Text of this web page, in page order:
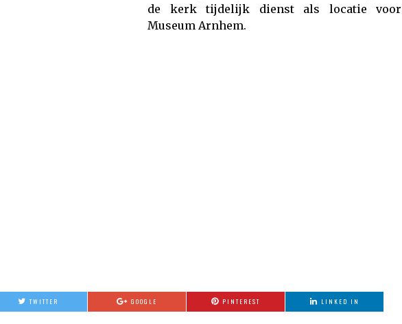
de kerk tijdelijk dienst als locatie voor
Museum Arnhem.
TWITTER GOOGLE PINTEREST LINKED IN